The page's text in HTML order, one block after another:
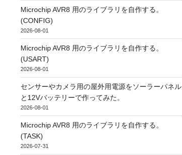
Microchip AVR8 用のライブラリを自作する。
(CONFIG)
2026-08-01
Microchip AVR8 用のライブラリを自作する。
(USART)
2026-08-01
センサーやカメラ用の屋外用電源をソーラーパネル
と12Vバッテリーで作ってみた。
2026-08-01
Microchip AVR8 用のライブラリを自作する。
(TASK)
2026-07-31